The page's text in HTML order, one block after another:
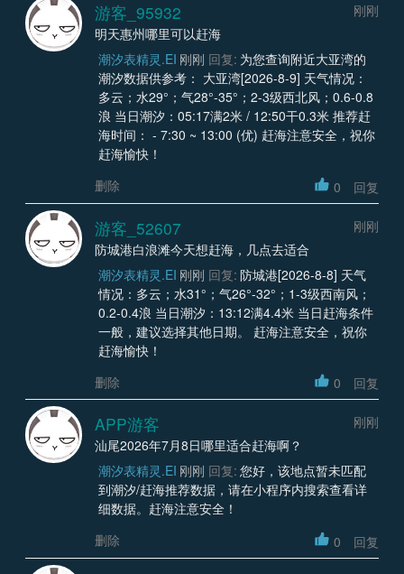
游客_95932
刚刚
明天惠州哪里可以赶海
潮汐表精灵.EI 刚刚 回复: 为您查询附近大亚湾的
潮汐数据供参考： 大亚湾[2026-8-9] 天气情况：
多云；水29°；气28°-35°；2-3级西北风；0.6-0.8
浪 当日潮汐：05:17满2米 / 12:50干0.3米 推荐赶
海时间： - 7:30 ~ 13:00 (优) 赶海注意安全，祝你
赶海愉快！
删除
0 回复
游客_52607
刚刚
防城港白浪滩今天想赶海，几点去适合
潮汐表精灵.EI 刚刚 回复: 防城港[2026-8-8] 天气
情况：多云；水31°；气26°-32°；1-3级西南风；
0.2-0.4浪 当日潮汐：13:12满4.4米 当日赶海条件
一般，建议选择其他日期。 赶海注意安全，祝你
赶海愉快！
删除
0 回复
APP游客
刚刚
汕尾2026年7月8日哪里适合赶海啊？
潮汐表精灵.EI 刚刚 回复: 您好，该地点暂未匹配
到潮汐/赶海推荐数据，请在小程序内搜索查看详
细数据。赶海注意安全！
删除
0 回复